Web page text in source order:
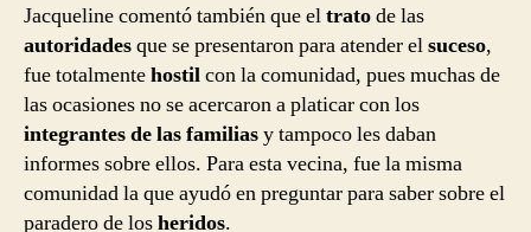
Jacqueline comentó también que eltratode las
autoridadesque se presentaron para atender elsuceso,
fue totalmentehostilcon la comunidad, pues muchas de
las ocasiones no se acercaron a platicar con los
integrantes de las familiasy tampoco les daban
informes sobre ellos. Para esta vecina, fue la misma
comunidad la que ayudó en preguntar para saber sobre el
paradero de losheridos.